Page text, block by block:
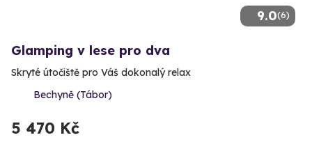
9.0(6)
Glamping v lese pro dva
Skryté útočiště pro Váš dokonalý relax
Bechyně (Tábor)
5 470 Kč